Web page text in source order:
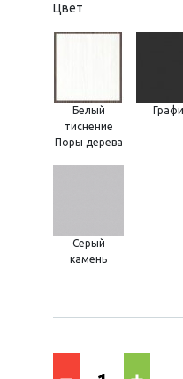
Цвет
Белый
тиснение
Поры дерева
Серый
камень